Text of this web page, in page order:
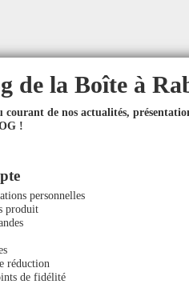
de la Boîte à
courant de nos actualités,
!
personnelles
produit
réduction
de fidélité